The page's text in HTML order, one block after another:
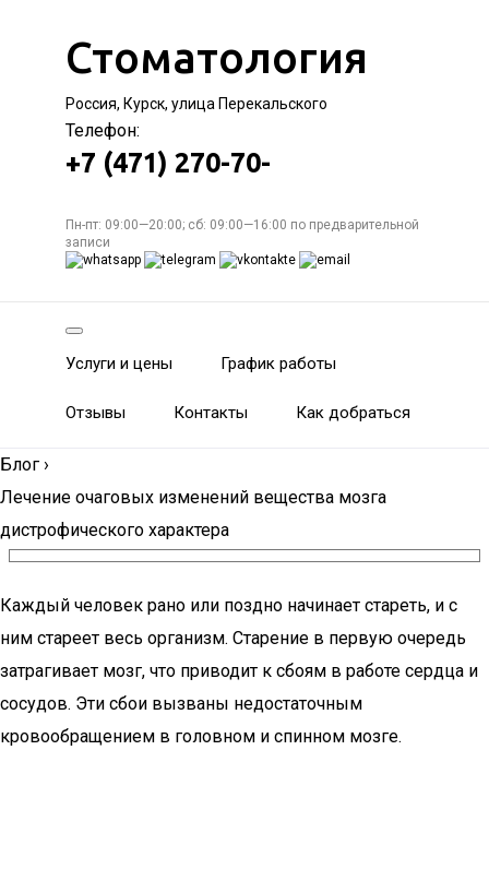
Стоматология
Россия, Курск, улица Перекальского
Телефон:
+7 (471) 270-70-
Пн-пт: 09:00—20:00; сб: 09:00—16:00 по предварительной
записи
Услуги и цены График работы
Отзывы Контакты Как добраться
Блог ›
Лечение очаговых изменений вещества мозга
дистрофического характера
Каждый человек рано или поздно начинает стареть, и с
ним стареет весь организм. Старение в первую очередь
затрагивает мозг, что приводит к сбоям в работе сердца и
сосудов. Эти сбои вызваны недостаточным
кровообращением в головном и спинном мозге.